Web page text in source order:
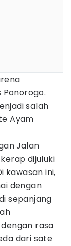
salah
Ayam
Jalan
dijuluki
kawasan ini,
dengan
sepanjang
rasa
dari sate